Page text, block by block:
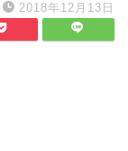
2018年12月13日